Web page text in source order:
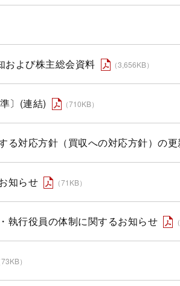
および株主総会資料 （3,656KB）
〕(連結) （710KB）
る対応方針（買収への対応方針）の更
知らせ （71KB）
執行役員の体制に関するお知らせ
73KB）